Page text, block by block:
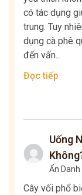
có tác dụng
trung. Tuy
dụng cà phê
đến vấn...
Đọc tiếp
Uống
Ẩn Danh
Cây vối phổ